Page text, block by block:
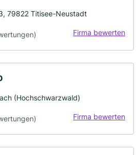
79822 Titisee-Neustadt
Firma bewerten
(Hochschwarzwald)
Firma bewerten